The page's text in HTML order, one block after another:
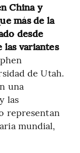
China y
más de la
desde
variantes
de Utah.
una
las
representan
mundial,